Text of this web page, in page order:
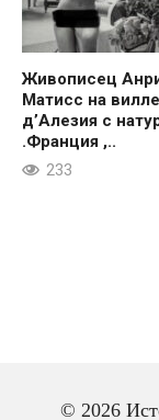
Живописец
Матисс на вилле
д’Алезия с
.Франция ,..
233
© 2026